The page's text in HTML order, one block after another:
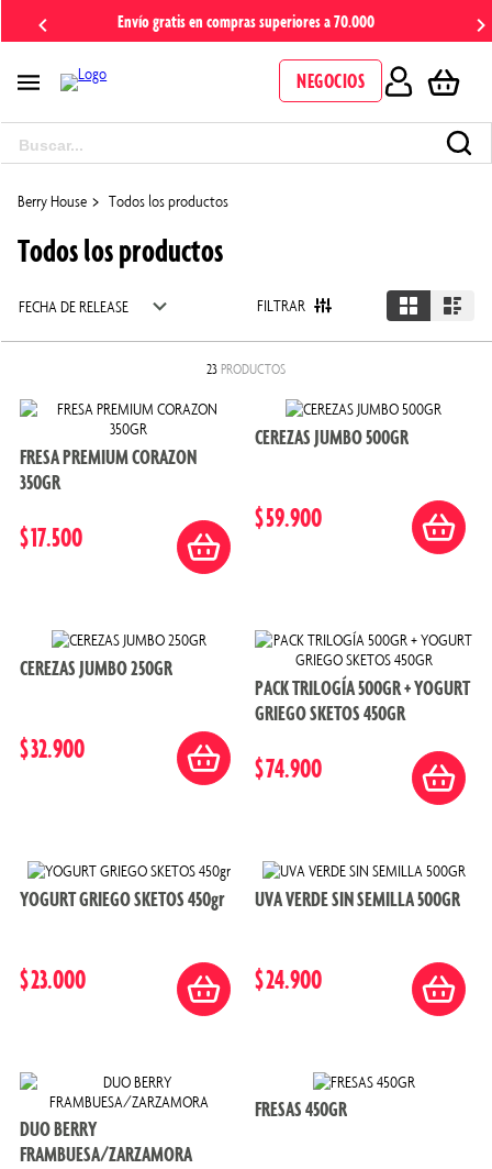
Envío gratis en compras superiores a 70.000
NEGOCIOS
Todos los productos
Todos los productos
FECHA DE RELEASE FILTRAR
23 PRODUCTOS
FRESA PREMIUM CORAZON
350GR
$17.500
CEREZAS JUMBO 500GR
$59.900
CEREZAS JUMBO 250GR
$32.900
PACK TRILOGÍA 500GR + YOGURT
GRIEGO SKETOS 450GR
$74.900
YOGURT GRIEGO SKETOS 450gr
$23.000
UVA VERDE SIN SEMILLA 500GR
$24.900
DUO BERRY
FRAMBUESA/ZARZAMORA
FRESAS 450GR
2.
frambuesa
3.
cerezas
6.
zarzamora
7.
fresa
8.
trilogía
9.
uva